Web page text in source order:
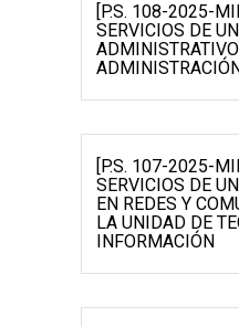
[P.S. 108-2025-
SERVICIOS DE
[P.S. 107-2025-
SERVICIOS DE
EN REDES Y
LA UNIDAD DE
INFORMACIÓN